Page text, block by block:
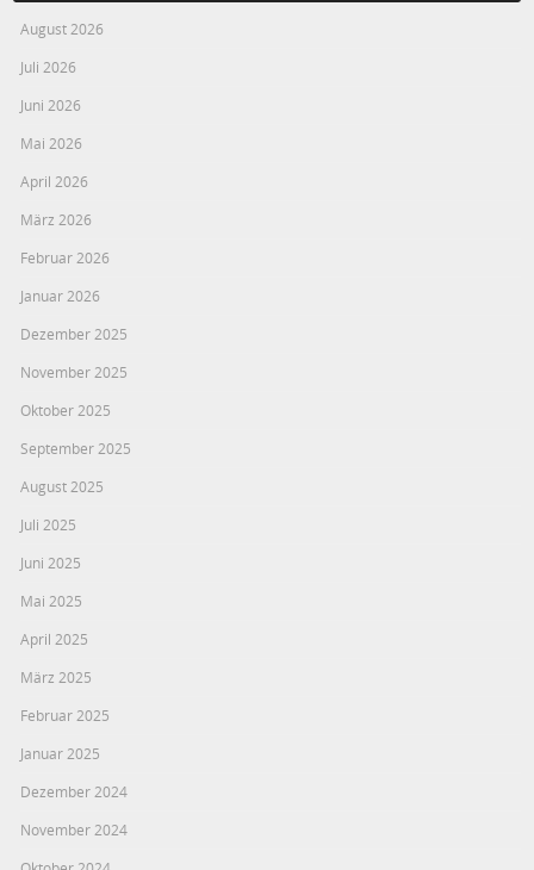
August 2026
Juli 2026
Juni 2026
Mai 2026
April 2026
März 2026
Februar 2026
Januar 2026
Dezember 2025
November 2025
Oktober 2025
September 2025
August 2025
Juli 2025
Juni 2025
Mai 2025
April 2025
März 2025
Februar 2025
Januar 2025
Dezember 2024
November 2024